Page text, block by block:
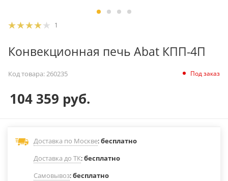
1
Конвекционная печь Abat КПП-4П
Код товара:260235 Под заказ
104 359 руб.
Доставка по Москве:бесплатно
Доставка до ТК:бесплатно
Самовывоз:бесплатно